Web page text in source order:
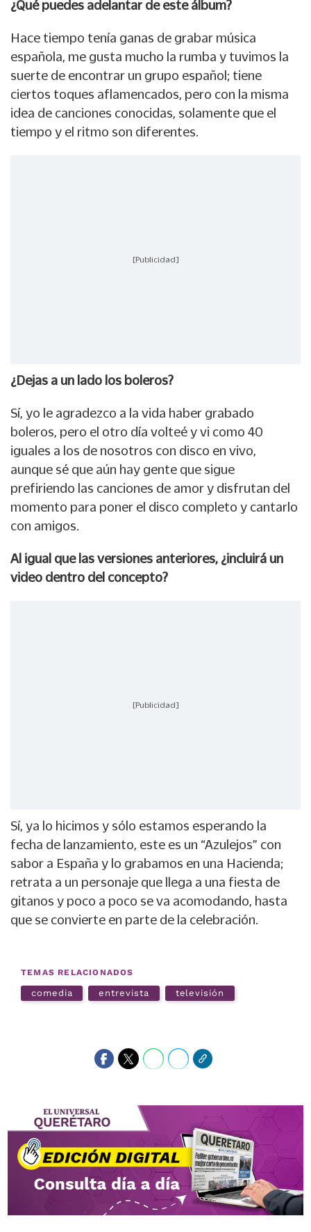
¿Qué puedes adelantar de este álbum?
Hace tiempo tenía ganas de grabar música
española, me gusta mucho la rumba y tuvimos la
suerte de encontrar un grupo español; tiene
ciertos toques aflamencados, pero con la misma
idea de canciones conocidas, solamente que el
tiempo y el ritmo son diferentes.
[Publicidad]
¿Dejas a un lado los boleros?
Sí, yo le agradezco a la vida haber grabado
boleros, pero el otro día volteé y vi como 40
iguales a los de nosotros con disco en vivo,
aunque sé que aún hay gente que sigue
prefiriendo las canciones de amor y disfrutan del
momento para poner el disco completo y cantarlo
con amigos.
Al igual que las versiones anteriores, ¿incluirá un
video dentro del concepto?
[Publicidad]
Sí, ya lo hicimos y sólo estamos esperando la
fecha de lanzamiento, este es un “Azulejos” con
sabor a España y lo grabamos en una Hacienda;
retrata a un personaje que llega a una fiesta de
gitanos y poco a poco se va acomodando, hasta
que se convierte en parte de la celebración.
TEMAS RELACIONADOS
comedia entrevista televisión